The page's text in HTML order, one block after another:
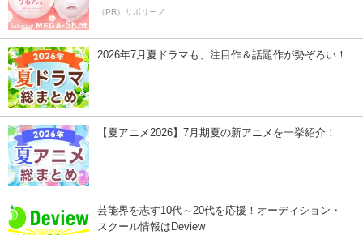
（PR）サボリーノ
2026年7月夏ドラマも、注目作＆話題作が勢ぞろい！
【夏アニメ2026】7月期夏の新アニメを一挙紹介！
芸能界を志す10代～20代を応援！オーディション・
スクール情報はDeview